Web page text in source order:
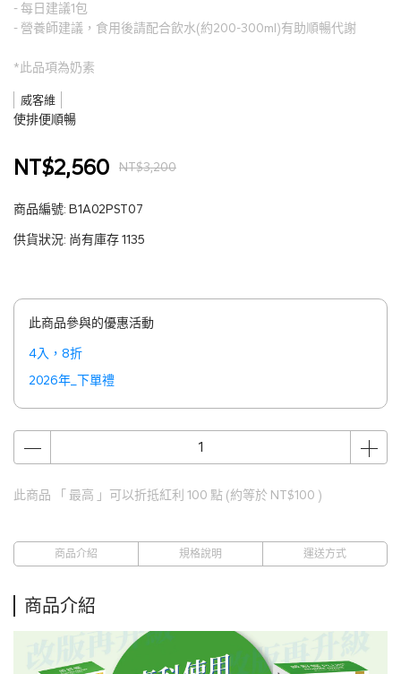
- 每日建議1包
- 營養師建議，食用後請配合飲水(約200-300ml)有助順暢代謝
*此品項為奶素
威客維
使排便順暢
NT$2,560 NT$3,200
商品編號: B1A02PST07
供貨狀況: 尚有庫存 1135
此商品參與的優惠活動
4入，8折
2026年_下單禮
此商品 「 最高 」可以折抵紅利 100 點 (約等於 NT$100 )
商品介紹 規格說明 運送方式
商品介紹